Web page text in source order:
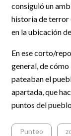
consiguió un
historia de terror
en la ubicación
En ese corto/
general, de
pateaban el
apartada, que
puntos del
Punteo